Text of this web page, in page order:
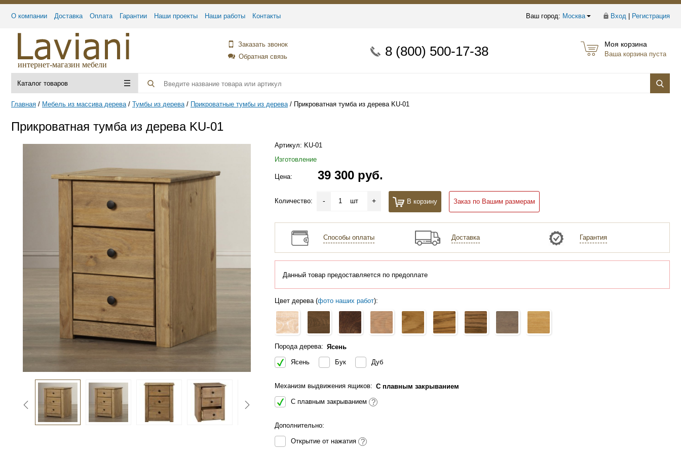
Ваш город: Москва Вход Регистрация
О компании Доставка Оплата Гарантии Наши проекты Наши работы Контакты
интернет-магазин мебели
Заказать звонок
Обратная связь
8 (800) 500-17-38 Моя корзина
Ваша корзина пуста
Каталог товаров
Главная Мебель из массива дерева Тумбы из дерева Прикроватные тумбы из дерева Прикроватная тумба из дерева KU-01
Прикроватная тумба из дерева KU-01
Артикул: KU-01
Изготовление
Цена: 39 300 руб.
Количество: - шт + В корзину Заказ по Вашим размерам
Способы оплаты Доставка Гарантия
Данный товар предоставляется по предоплате
Цвет дерева (фото наших работ):
Порода дерева: Ясень
Ясень
Бук Дуб
Механизм выдвижения ящиков: С плавным закрыванием
С плавным закрыванием
?
Дополнительно:
Открытие от нажатия ?